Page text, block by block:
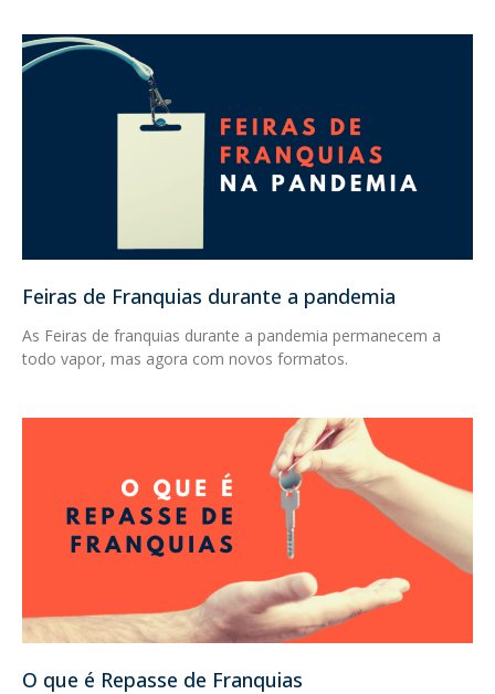
Feiras de Franquias durante a pandemia
As Feiras de franquias durante a pandemia permanecem a
todo vapor, mas agora com novos formatos.
O que é Repasse de Franquias